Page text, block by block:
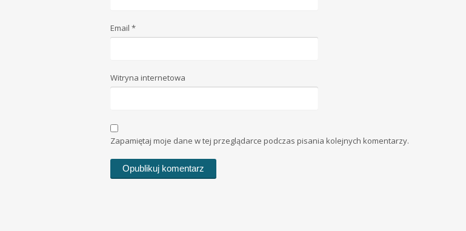
Email *
Witryna internetowa
Zapamiętaj moje dane w tej przeglądarce podczas pisania kolejnych komentarzy.